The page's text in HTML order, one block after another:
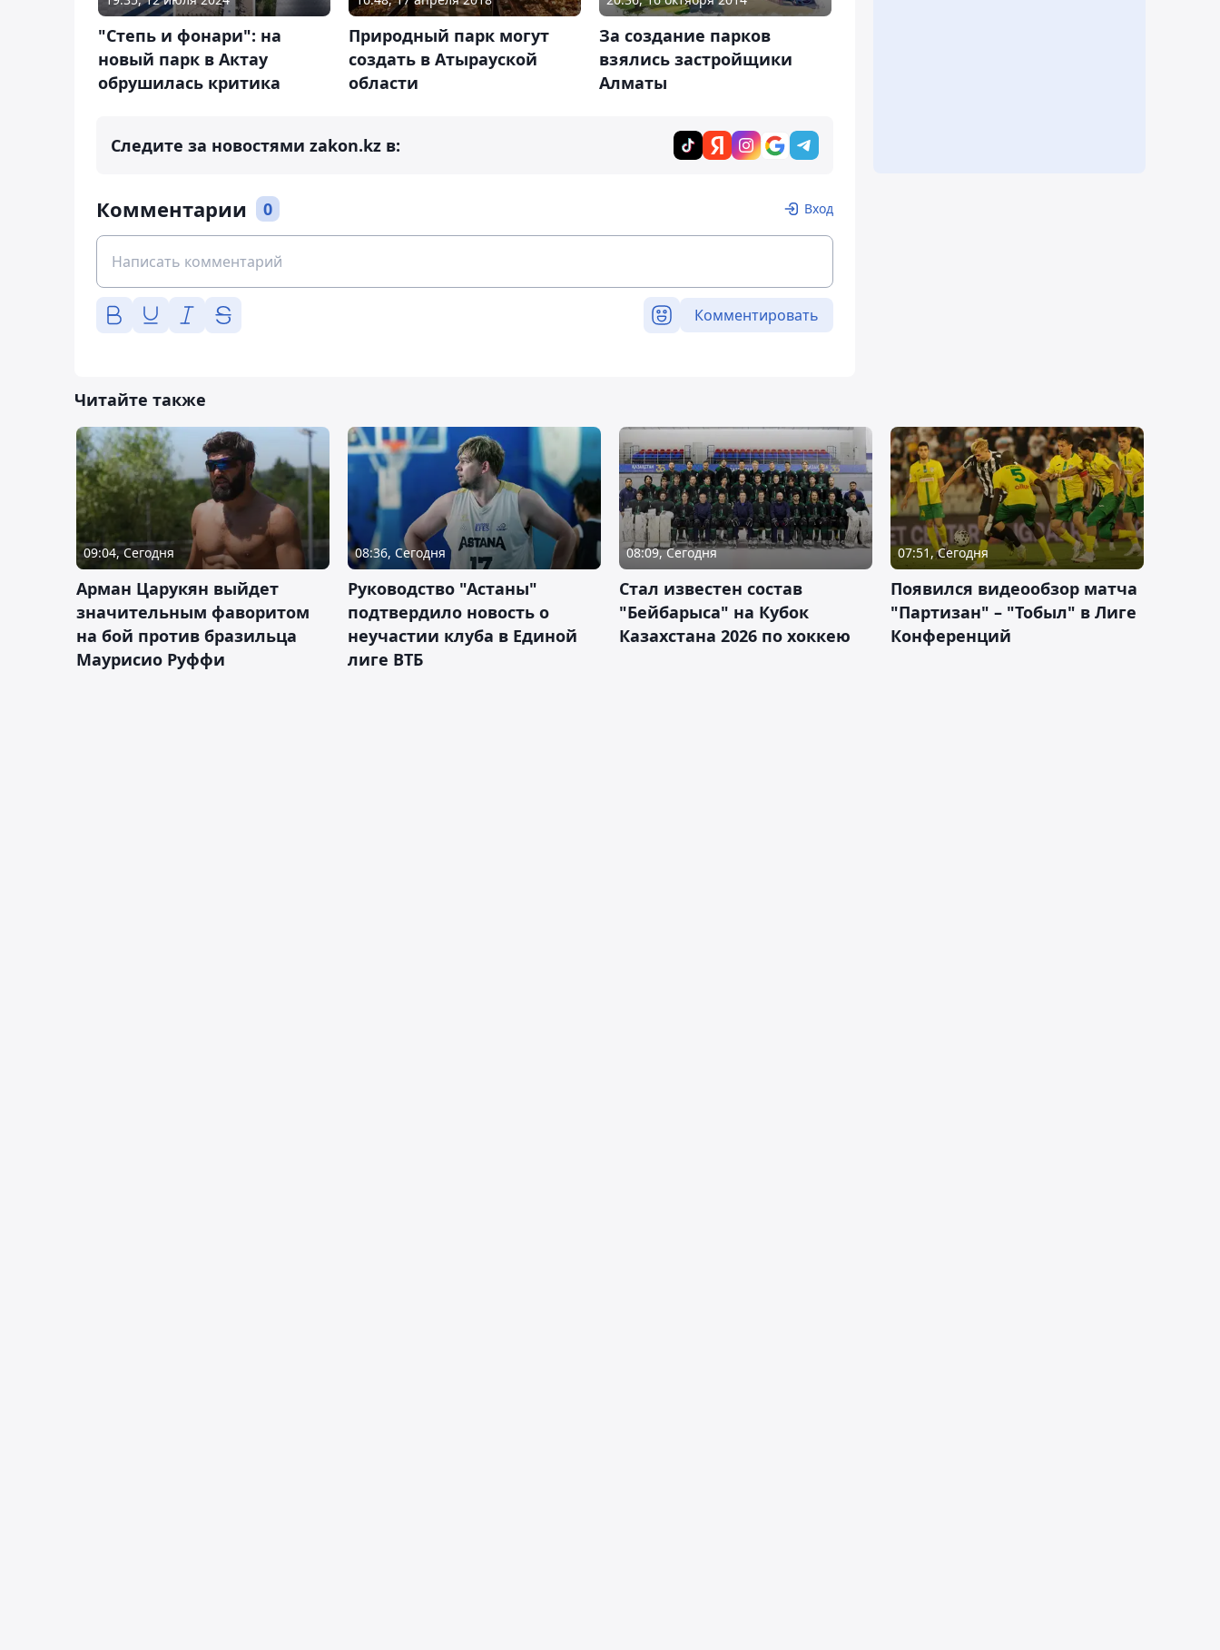
"Степь и фонари": на
новый парк в Актау
обрушилась критика
Природный парк могут
создать в Атырауской
области
За создание парков
взялись застройщики
Алматы
Следите за новостями zakon.kz в:
Комментарии 0 Вход
Комментировать
Читайте также
09:04, Сегодня
Арман Царукян выйдет
значительным фаворитом
на бой против бразильца
Маурисио Руффи
08:36, Сегодня
Руководство "Астаны"
подтвердило новость о
неучастии клуба в Единой
лиге ВТБ
08:09, Сегодня
Стал известен состав
"Бейбарыса" на Кубок
Казахстана 2026 по хоккею
07:51, Сегодня
Появился видеообзор матча
"Партизан" – "Тобыл" в Лиге
Конференций